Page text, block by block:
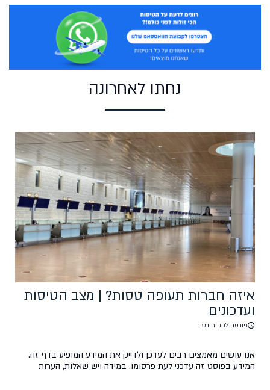
נחתו לאחרונה
איזה חברות תעופה טסות? | מצב הטיסות
ועדכונים
פורסם לפני חודש 1
אנו עושים מאמצים רבים לעדכן ולדייק את המידע המופיע בדף זה.
המידע בפוסט זה עדכני לעת פרסומו. במידה ויש שאלות, הערות